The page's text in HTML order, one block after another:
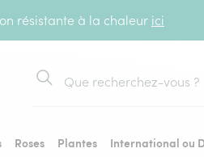
résistante à la chaleur ici
Rechercher
Roses Plantes
International ou